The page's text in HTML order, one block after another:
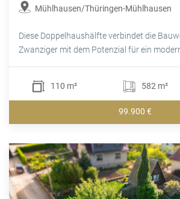
Mühlhausen/Thüringen-Mühlhausen
Diese Doppelhaushälfte verbindet die
Zwanziger mit dem Potenzial für ein
110 m² 582 m²
99.900 €